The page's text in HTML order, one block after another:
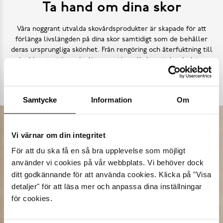
Samtycke Information Om
Vi värnar om din integritet
För att du ska få en så bra upplevelse som möjligt
använder vi cookies på vår webbplats. Vi behöver dock
ditt godkännande för att använda cookies. Klicka på "Visa
detaljer" för att läsa mer och anpassa dina inställningar
för cookies.
Ta hand om dina skor
Våra noggrant utvalda skovårdsprodukter är skapade för att
förlänga livslängden på dina skor samtidigt som de behåller
deras ursprungliga skönhet. Från rengöring och återfuktning till
skydd mot väder och slitage – vi har allt kan tänkas behöva.